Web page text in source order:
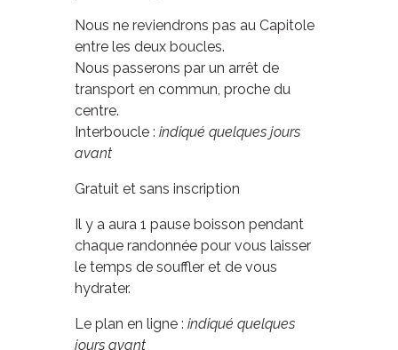
Nous ne reviendrons pas au Capitole
entre les deux boucles.
Nous passerons par un arrêt de
transport en commun, proche du
centre.
Interboucle : indiqué quelques jours
avant
Gratuit et sans inscription
Il y a aura 1 pause boisson pendant
chaque randonnée pour vous laisser
le temps de souffler et de vous
hydrater.
Le plan en ligne : indiqué quelques
jours avant